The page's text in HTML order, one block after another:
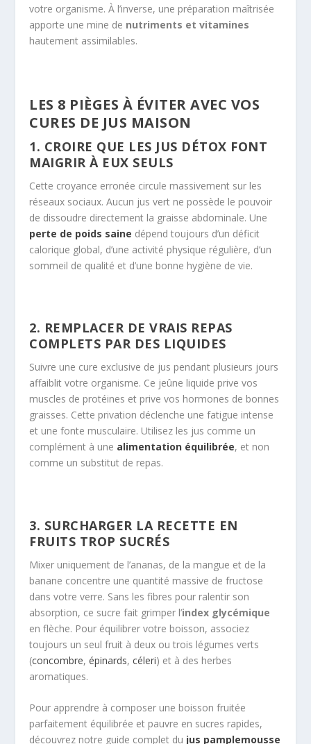
votre organisme. À l’inverse, une préparation maîtrisée
apporte une mine de nutriments et vitamines
hautement assimilables.
LES 8 PIÈGES À ÉVITER AVEC VOS
CURES DE JUS MAISON
1. CROIRE QUE LES JUS DÉTOX FONT
MAIGRIR À EUX SEULS
Cette croyance erronée circule massivement sur les
réseaux sociaux. Aucun jus vert ne possède le pouvoir
de dissoudre directement la graisse abdominale. Une
perte de poids saine dépend toujours d’un déficit
calorique global, d’une activité physique régulière, d’un
sommeil de qualité et d’une bonne hygiène de vie.
2. REMPLACER DE VRAIS REPAS
COMPLETS PAR DES LIQUIDES
Suivre une cure exclusive de jus pendant plusieurs jours
affaiblit votre organisme. Ce jeûne liquide prive vos
muscles de protéines et prive vos hormones de bonnes
graisses. Cette privation déclenche une fatigue intense
et une fonte musculaire. Utilisez les jus comme un
complément à une alimentation équilibrée, et non
comme un substitut de repas.
3. SURCHARGER LA RECETTE EN
FRUITS TROP SUCRÉS
Mixer uniquement de l’ananas, de la mangue et de la
banane concentre une quantité massive de fructose
dans votre verre. Sans les fibres pour ralentir son
absorption, ce sucre fait grimper l’index glycémique
en flèche. Pour équilibrer votre boisson, associez
toujours un seul fruit à deux ou trois légumes verts
(concombre,épinards,céleri) et à des herbes
aromatiques.
Pour apprendre à composer une boisson fruitée
parfaitement équilibrée et pauvre en sucres rapides,
découvrez notre guide complet du jus pamplemousse